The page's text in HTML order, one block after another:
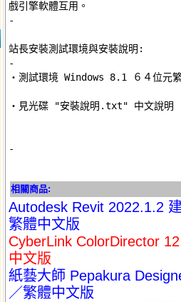
-
站長安裝測試環境與安裝說明:
-
‧測試環境 Windows 8.1 ６４位元
‧見光碟 "安裝說明.txt" 中文說明
-
相關商品:
Autodesk Revit 2022.1.2
繁體中文版
CyberLink ColorDirector
中文版
紙藝大師 Pepakura
／繁體中文版